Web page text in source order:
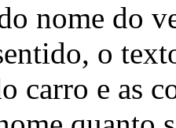
nome do
o
carro e as